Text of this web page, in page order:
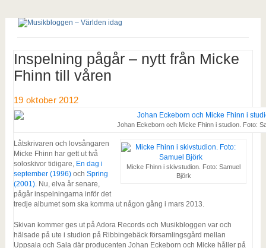
Inspelning pågår – nytt från Micke
Fhinn till våren
19 oktober 2012
Johan Eckeborn och Micke Fhinn i studion. Foto:
Micke Fhinn i skivstudion. Foto: Samuel
Björk
Låtskrivaren och lovsångaren
Micke Fhinn har gett ut två
soloskivor tidigare, En dag i
september (1996)och Spring
(2001). Nu, elva år senare,
pågår inspelningarna inför det
tredje albumet som ska komma ut någon gång i mars 2013.
Skivan kommer ges ut på Adora Records och Musikbloggen var och
hälsade på ute i studion på Ribbingebäck församlingsgård mellan
Uppsala och Sala där producenten Johan Eckeborn och Micke håller på